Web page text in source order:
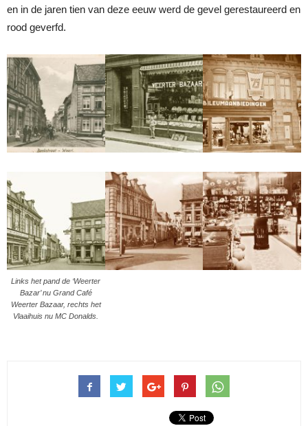
en in de jaren tien van deze eeuw werd de gevel gerestaureerd en
rood geverfd.
Links het pand de ‘Weerter
Bazar’ nu Grand Café
Weerter Bazaar, rechts het
Vlaaihuis nu MC Donalds.